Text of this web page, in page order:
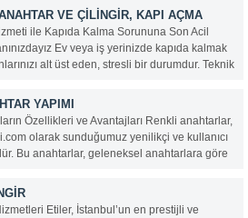
bu ilçede, güvenlik ve acil ihtiyaçlar da
Anahtarınızı evde...
VE ÇILINGIR, KAPI AÇMA
ile Kapıda Kalma Sorununa Son Acil
Ev veya iş yerinizde kapıda kalmak
alt üst eden, stresli bir durumdur. Teknik
0536 250...
YAPIMI
Özellikleri ve Avantajları Renkli anahtarlar,
olarak sunduğumuz yenilikçi ve kullanıcı
Bu anahtarlar, geleneksel anahtarlara göre
beklentilerini karşılar. İşte renkli
çıkan özellikleri:...
Etiler, İstanbul’un en prestijli ve